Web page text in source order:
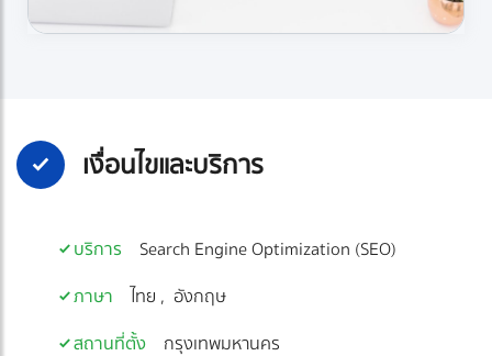
เงื่อนไขและบริการ
บริการ
Search Engine Optimization (SEO)
ภาษา
ไทย
อังกฤษ
สถานที่ตั้ง
กรุงเทพมหานคร